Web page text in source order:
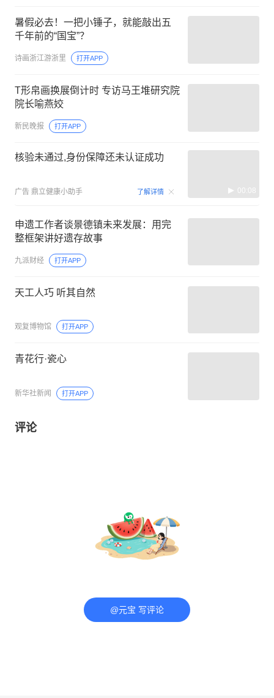
暑假必去！一把小锤子，就能敲出五
千年前的“国宝”？
诗画浙江游浙里 打开APP
T形帛画换展倒计时 专访马王堆研究院
院长喻燕姣
新民晚报 打开APP
核验未通过,身份保障还未认证成功
广告 鼎立健康小助手 了解详情 00:08
申遗工作者谈景德镇未来发展：用完
整框架讲好遗存故事
九派财经 打开APP
天工人巧 听其自然
观复博物馆 打开APP
青花行·瓷心
新华社新闻 打开APP
评论
@元宝 写评论